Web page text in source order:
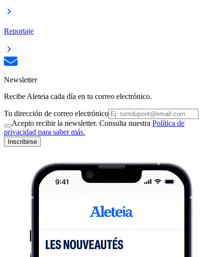
Reportaje
Newsletter
Recibe Aleteia cada día en tu correo electrónico.
Tu dirección de correo electrónico
Acepto recibir la newsletter. Consulta nuestra Política de
privacidad para saber más.
Inscribirse